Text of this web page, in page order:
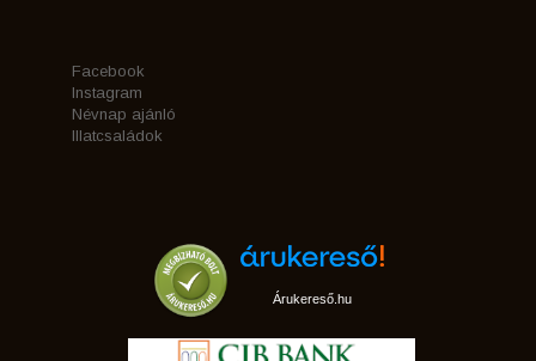
Facebook
Instagram
Névnap ajánló
Illatcsaládok
Árukereső.hu